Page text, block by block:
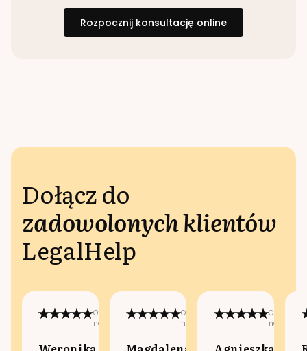
Rozpocznij konsultację online
Dołącz do
zadowolonych klientów
LegalHelp
Opublikowano
na:
Opublikowano
na:
na: